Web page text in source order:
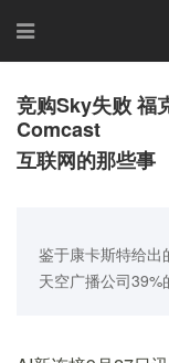
竞购Sky失败 福
Comcast
互联网的那些事
鉴于康卡斯特给出
天空广播公司39%